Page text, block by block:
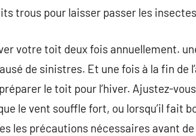
trous pour laisser passer les
votre toit deux fois annuellement.
de sinistres. Et une fois à la fin
le toit pour l’hiver. Ajustez-
le vent souffle fort, ou lorsqu’il fait
les précautions nécessaires avant